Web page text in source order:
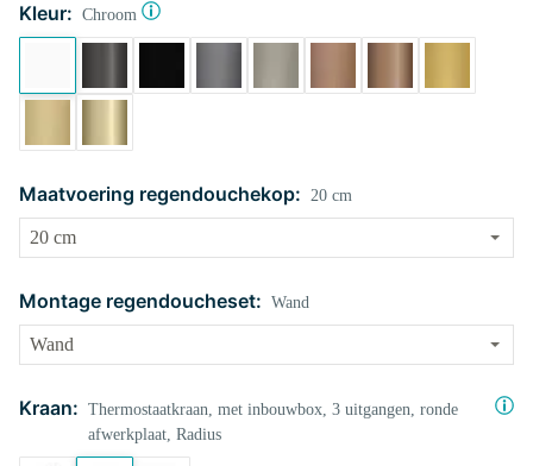
Kleur: Chroom
Maatvoering regendouchekop: 20 cm
Montage regendoucheset: Wand
Kraan: Thermostaatkraan, met inbouwbox, 3 uitgangen, ronde
afwerkplaat, Radius